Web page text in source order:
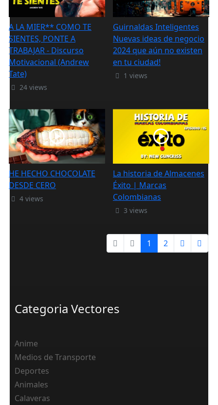
A LA MIER** COMO TE
SIENTES, PONTE A
TRABAJAR - Discurso
Motivacional (Andrew
Tate)
24 views
Guirnaldas Inteligentes
Nuevas ideas de negocio
2024 que aún no existen
en tu ciudad!
1 views
HE HECHO CHOCOLATE
DESDE CERO
4 views
La historia de Almacenes
Éxito | Marcas
Colombianas
3 views
1 2
Categoria Vectores
Anime
Medios de Transporte
Deportes
Animales
Calaveras